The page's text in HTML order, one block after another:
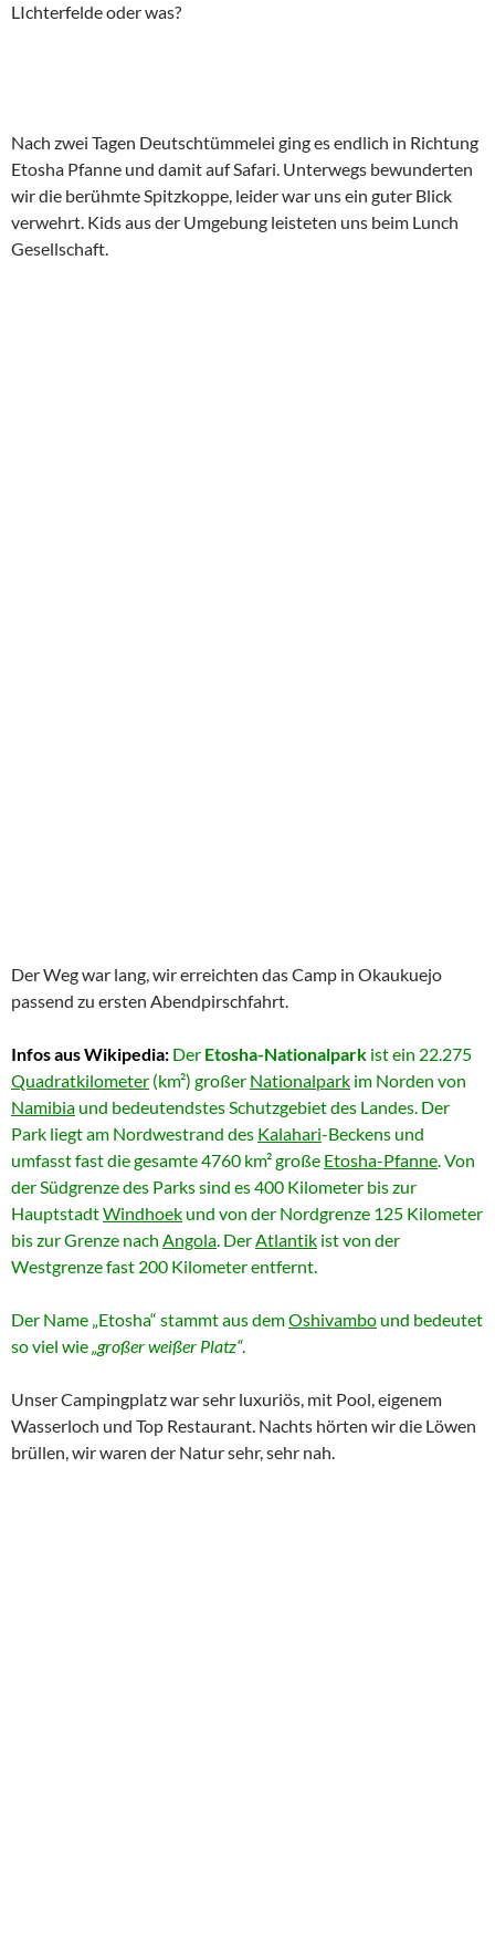
LIchterfelde oder was?
Nach zwei Tagen Deutschtümmelei ging es endlich in Richtung
Etosha Pfanne und damit auf Safari. Unterwegs bewunderten
wir die berühmte Spitzkoppe, leider war uns ein guter Blick
verwehrt. Kids aus der Umgebung leisteten uns beim Lunch
Gesellschaft.
Die nächsten1,5 Tage fuhren wir durch den Park, legten
Mittagsrast an den Wasserlöchern ein und pirschten durch die
Pfanne. Unsere Tierausbeute war sehr, sehr gut: